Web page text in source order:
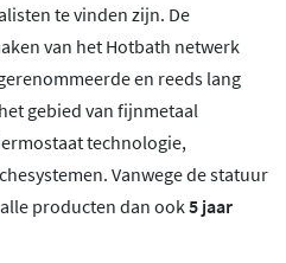
te vinden zijn. De
van het Hotbath netwerk
en reeds lang
gebied van fijnmetaal
technologie,
Vanwege de statuur
producten dan ook5 jaar